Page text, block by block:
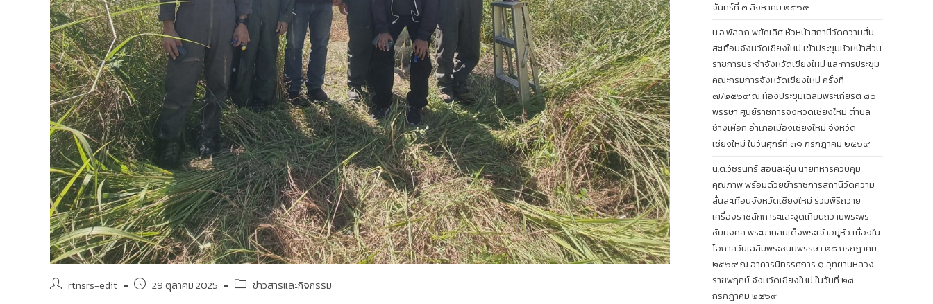
rtnsrs-edit 29 ตุลาคม 2025 ข่าวสารและกิจกรรม
จันทร์ที่ ๓ สิงหาคม ๒๕๖๙
น.อ.พัลลภ พยัคเลิศ หัวหน้าสถานีวัดความสั่น
สะเทือนจังหวัดเชียงใหม่ เข้าประชุมหัวหน้าส่วน
ราชการประจำจังหวัดเชียงใหม่ และการประชุม
คณะกรมการจังหวัดเชียงใหม่ ครั้งที่
๗/๒๕๖๙ ณ ห้องประชุมเฉลิมพระเกียรติ ๘๐
พรรษา ศูนย์ราชการจังหวัดเชียงใหม่ ตำบล
ช้างเผือก อำเภอเมืองเชียงใหม่ จังหวัด
เชียงใหม่ ในวันศุกร์ที่ ๓๑ กรกฎาคม ๒๕๖๙
น.ต.วัชรินทร์ สอนละอุ่น นายทหารควบคุม
คุณภาพ พร้อมด้วยข้าราชการสถานีวัดความ
สั่นสะเทือนจังหวัดเชียงใหม่ ร่วมพิธีถวาย
เครื่องราชสักการะและจุดเทียนถวายพระพร
ชัยมงคล พระบาทสมเด็จพระเจ้าอยู่หัว เนื่องใน
โอกาสวันเฉลิมพระชนมพรรษา ๒๘ กรกฎาคม
๒๕๖๙ ณ อาคารนิทรรศการ ๑ อุทยานหลวง
ราชพฤกษ์ จังหวัดเชียงใหม่ ในวันที่ ๒๘
กรกฎาคม ๒๕๖๙